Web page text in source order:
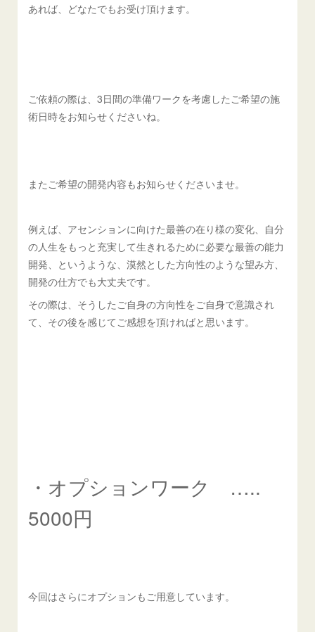
あれば、どなたでもお受け頂けます。
ご依頼の際は、3日間の準備ワークを考慮したご希望の施
術日時をお知らせくださいね。
またご希望の開発内容もお知らせくださいませ。
例えば、アセンションに向けた最善の在り様の変化、自分
の人生をもっと充実して生きれるために必要な最善の能力
開発、というような、漠然とした方向性のような望み方、
開発の仕方でも大丈夫です。
その際は、そうしたご自身の方向性をご自身で意識され
て、その後を感じてご感想を頂ければと思います。
・オプションワーク …..
5000円
今回はさらにオプションもご用意しています。